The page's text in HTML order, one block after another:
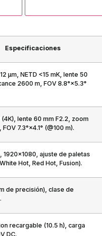
Especificaciones
µm, NETD <15 mK, lente 50
2600 m, FOV 8.8°×5.3°
lente 60 mm F2.2, zoom
7.3°×4.1° (@100 m).
1920×1080, ajuste de paletas
Hot, Red Hot, Fusion).
de precisión), clase de
recargable (10.5 h), carga
DC.